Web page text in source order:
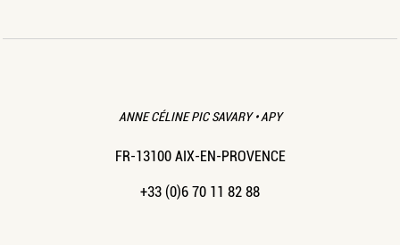
ANNE CÉLINE PIC SAVARY • APY
FR-13100 AIX-EN-PROVENCE
+33 (0)6 70 11 82 88